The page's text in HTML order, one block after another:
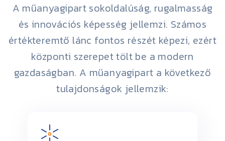
A műanyagipart sokoldalúság, rugalmasság
és innovációs képesség jellemzi. Számos
értékteremtő lánc fontos részét képezi, ezért
központi szerepet tölt be a modern
gazdaságban. A műanyagipart a következő
tulajdonságok jellemzik: